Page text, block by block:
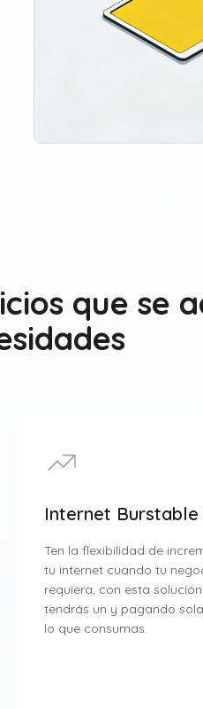
que se
Internet Burstable
Ten la flexibilidad de
tu internet cuando tu
requiera, con esta solución
tendrás un y pagando
lo que consumas.